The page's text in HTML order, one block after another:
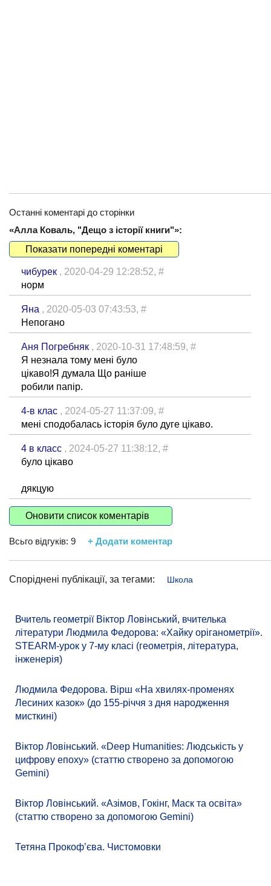
Останні коментарі до сторінки
«Алла Коваль, "Дещо з історії книги"»:
Показати попередні коментарі
чибурек , 2020-04-29 12:28:52, #
норм
Яна , 2020-05-03 07:43:53, #
Непогано
Аня Погребняк , 2020-10-31 17:48:59, #
Я незнала тому мені було
цікаво!Я думала Що раніше
робили папір.
4-в клас , 2024-05-27 11:37:09, #
мені сподобалась історія було дуге цікаво.
4 в класс , 2024-05-27 11:38:12, #
було цікаво
дякцую
Оновити список коментарів
Всьго відгуків: 9 + Додати коментар
Споріднені публікації, за тегами: Школа
Вчитель геометрії Віктор Ловінський, вчителька
літератури Людмила Федорова: «Хайку оріганометрії».
STEARM-урок у 7-му класі (геометрія, література,
інженерія)
Людмила Федорова. Вірш «На хвилях-променях
Лесиних казок» (до 155-річчя з дня народження
мисткині)
Віктор Ловінський. «Deep Humanities: Людськість у
цифрову епоху» (статтю створено за допомогою
Gemini)
Віктор Ловінський. «Азімов, Гокінг, Маск та освіта»
(статтю створено за допомогою Gemini)
Тетяна Прокоф’єва. Чистомовки